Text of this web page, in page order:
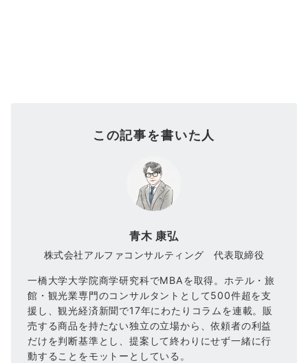
この記事を書いた人
青木 康弘
株式会社アルファコンサルティング 代表取締役
一橋大学大学院商学研究科でMBAを取得。ホテル・旅
館・観光業専門のコンサルタントとして500件超を支
援し、観光経済新聞で17年にわたりコラムを連載。販
売する商品を持たない独立の立場から、依頼者の利益
だけを判断基準とし、提案して終わりにせず一緒に行
動することをモットーとしている。